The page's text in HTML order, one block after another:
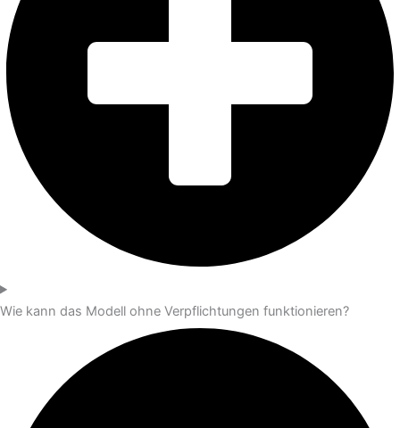
Wie kann das Modell ohne Verpflichtungen funktionieren?